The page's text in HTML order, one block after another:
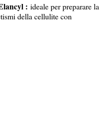
: ideale per preparare la
della cellulite con